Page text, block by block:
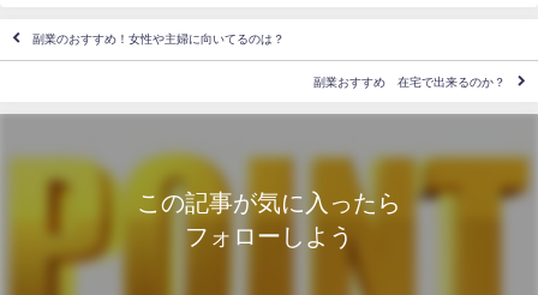
副業のおすすめ！女性や主婦に向いてるのは？
副業おすすめ 在宅で出来るのか？
この記事が気に入ったら
フォローしよう